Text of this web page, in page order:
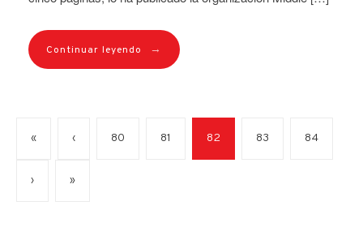
Continuar leyendo →
« ‹ 80 81 82 83 84
› »